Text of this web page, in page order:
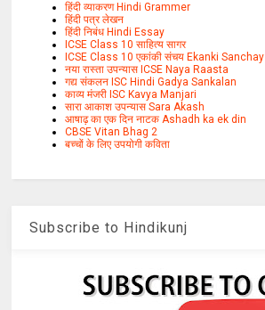
हिंदी व्याकरण Hindi Grammer
हिंदी पत्र लेखन
हिंदी निबंध Hindi Essay
ICSE Class 10 साहित्य सागर
ICSE Class 10 एकांकी संचय Ekanki Sanchay
नया रास्ता उपन्यास ICSE Naya Raasta
गद्य संकलन ISC Hindi Gadya Sankalan
काव्य मंजरी ISC Kavya Manjari
सारा आकाश उपन्यास Sara Akash
आषाढ़ का एक दिन नाटक Ashadh ka ek din
CBSE Vitan Bhag 2
बच्चों के लिए उपयोगी कविता
Subscribe to Hindikunj